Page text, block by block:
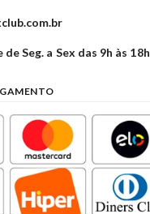
Seg. a Sex das 9h às 18h